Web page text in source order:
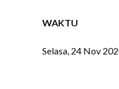
WAKTU
Selasa, 24 Nov